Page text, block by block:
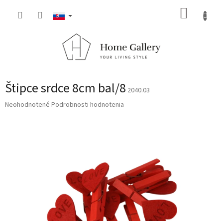
Štipce srdce 8cm bal/8 2040.03
Priemerné
Neohodnotené Podrobnosti hodnotenia